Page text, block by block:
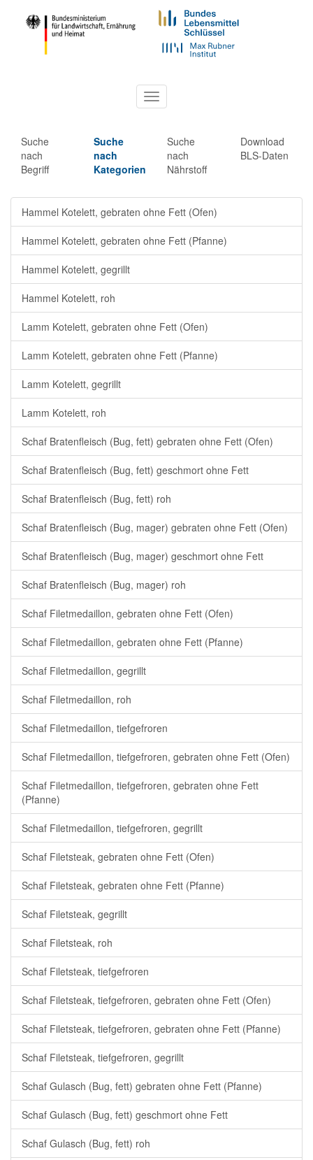
Toggle
navigation
Suche
nach
Begriff
Suche
nach
Kategorien
Suche
nach
Nährstoff
Download
BLS-Daten
Hammel Kotelett, gebraten ohne Fett (Ofen)
Hammel Kotelett, gebraten ohne Fett (Pfanne)
Hammel Kotelett, gegrillt
Hammel Kotelett, roh
Lamm Kotelett, gebraten ohne Fett (Ofen)
Lamm Kotelett, gebraten ohne Fett (Pfanne)
Lamm Kotelett, gegrillt
Lamm Kotelett, roh
Schaf Bratenfleisch (Bug, fett) gebraten ohne Fett (Ofen)
Schaf Bratenfleisch (Bug, fett) geschmort ohne Fett
Schaf Bratenfleisch (Bug, fett) roh
Schaf Bratenfleisch (Bug, mager) gebraten ohne Fett (Ofen)
Schaf Bratenfleisch (Bug, mager) geschmort ohne Fett
Schaf Bratenfleisch (Bug, mager) roh
Schaf Filetmedaillon, gebraten ohne Fett (Ofen)
Schaf Filetmedaillon, gebraten ohne Fett (Pfanne)
Schaf Filetmedaillon, gegrillt
Schaf Filetmedaillon, roh
Schaf Filetmedaillon, tiefgefroren
Schaf Filetmedaillon, tiefgefroren, gebraten ohne Fett (Ofen)
Schaf Filetmedaillon, tiefgefroren, gebraten ohne Fett
(Pfanne)
Schaf Filetmedaillon, tiefgefroren, gegrillt
Schaf Filetsteak, gebraten ohne Fett (Ofen)
Schaf Filetsteak, gebraten ohne Fett (Pfanne)
Schaf Filetsteak, gegrillt
Schaf Filetsteak, roh
Schaf Filetsteak, tiefgefroren
Schaf Filetsteak, tiefgefroren, gebraten ohne Fett (Ofen)
Schaf Filetsteak, tiefgefroren, gebraten ohne Fett (Pfanne)
Schaf Filetsteak, tiefgefroren, gegrillt
Schaf Gulasch (Bug, fett) gebraten ohne Fett (Pfanne)
Schaf Gulasch (Bug, fett) geschmort ohne Fett
Schaf Gulasch (Bug, fett) roh